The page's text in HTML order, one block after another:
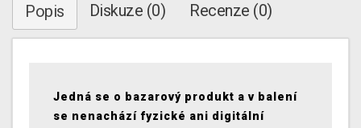
Popis Diskuze (0) Recenze (0)
Jedná se o bazarový produkt a v balení
se nenachází fyzické ani digitální